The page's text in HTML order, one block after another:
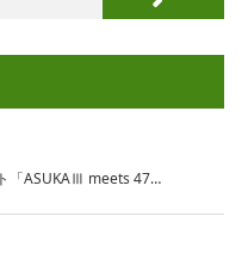
「ASUKAⅢ meets 47…